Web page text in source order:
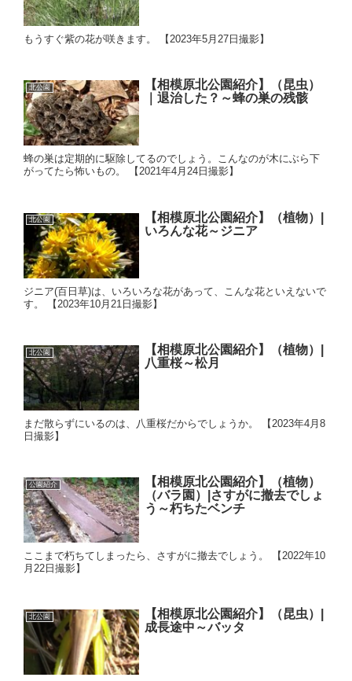
もうすぐ紫の花が咲きます。 【2023年5月27日撮影】
北公園
【相模原北公園紹介】（昆虫）
｜退治した？～蜂の巣の残骸
蜂の巣は定期的に駆除してるのでしょう。こんなのが木にぶら下
がってたら怖いもの。 【2021年4月24日撮影】
北公園
【相模原北公園紹介】（植物）|
いろんな花～ジニア
ジニア(百日草)は、いろいろな花があって、こんな花といえないで
す。 【2023年10月21日撮影】
北公園
【相模原北公園紹介】（植物）|
八重桜～松月
まだ散らずにいるのは、八重桜だからでしょうか。 【2023年4月8
日撮影】
公園紹介
【相模原北公園紹介】（植物）
（バラ園）|さすがに撤去でしょ
う～朽ちたベンチ
ここまで朽ちてしまったら、さすがに撤去でしょう。 【2022年10
月22日撮影】
北公園
【相模原北公園紹介】（昆虫）|
成長途中～バッタ